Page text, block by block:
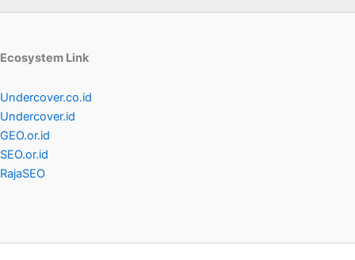
Ecosystem Link
Undercover.co.id
Undercover.id
GEO.or.id
SEO.or.id
RajaSEO